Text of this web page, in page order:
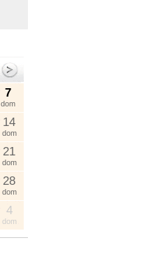
7
dom
14
dom
21
dom
28
dom
4
dom